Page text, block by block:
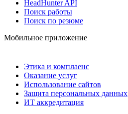
HeadHunter API
Поиск работы
Поиск по резюме
Мобильное приложение
Этика и комплаенс
Оказание услуг
Использование сайтов
Защита персональных данных
ИТ аккредитация